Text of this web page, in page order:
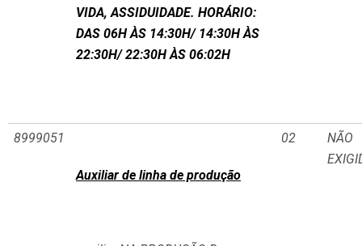
VIDA, ASSIDUIDADE. HORÁRIO:
DAS 06H ÀS 14:30H/ 14:30H ÀS
22:30H/ 22:30H ÀS 06:02H
8999051
Auxiliar de linha de produção
02
NÃO